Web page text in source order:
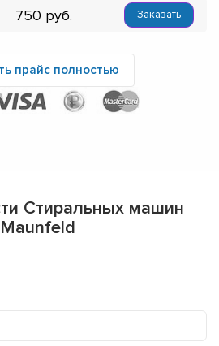
750 Заказать
прайс полностью
Стиральных машин
Maunfeld